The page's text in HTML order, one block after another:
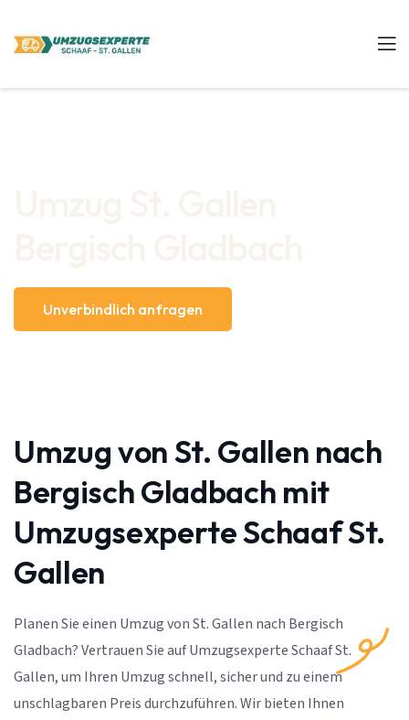
Unverbindlich anfragen
Umzug von St. Gallen nach
Bergisch Gladbach mit
Umzugsexperte Schaaf St.
Gallen
Planen Sie einen Umzug von St. Gallen nach Bergisch
Gladbach? Vertrauen Sie auf Umzugsexperte Schaaf St.
Gallen, um Ihren Umzug schnell, sicher und zu einem
unschlagbaren Preis durchzuführen. Wir bieten Ihnen